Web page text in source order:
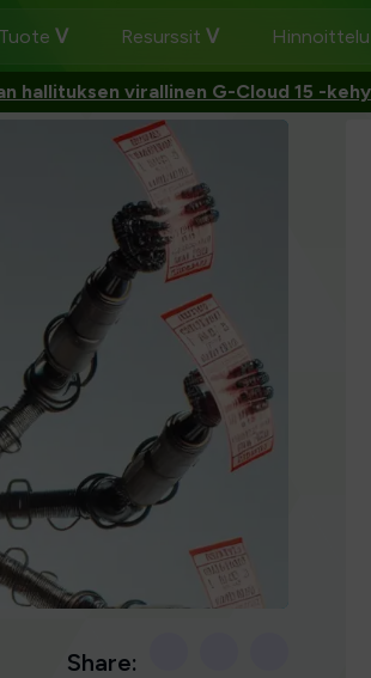
Tuote Resurssit Hinnoittelu
hallituksen virallinen G-Cloud 15 -
Share: